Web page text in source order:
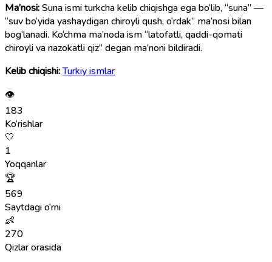
Ma’nosi:Suna ismi turkcha kelib chiqishga ega bo‘lib, “suna” —
“suv bo‘yida yashaydigan chiroyli qush, o‘rdak” ma’nosi bilan
bog‘lanadi. Ko‘chma ma’noda ism “latofatli, qaddi-qomati
chiroyli va nazokatli qiz” degan ma’noni bildiradi.
Kelib chiqishi:Turkiy ismlar
👁
183
Ko‘rishlar
🤍
1
Yoqqanlar
🏆
569
Saytdagi o‘rni
👶
270
Qizlar orasida